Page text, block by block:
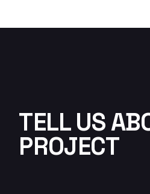
TELL US
PROJECT